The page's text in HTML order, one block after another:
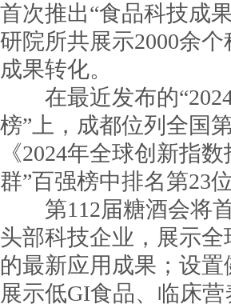
首次推出“食品科技成
研院所共展示2000余
成果转化。
在最近发布的“2024
榜”上，成都位列全国
《2024年全球创新指
群”百强榜中排名第23
第112届糖酒会将首
头部科技企业，展示
的最新应用成果；设
展示低GI食品、临床